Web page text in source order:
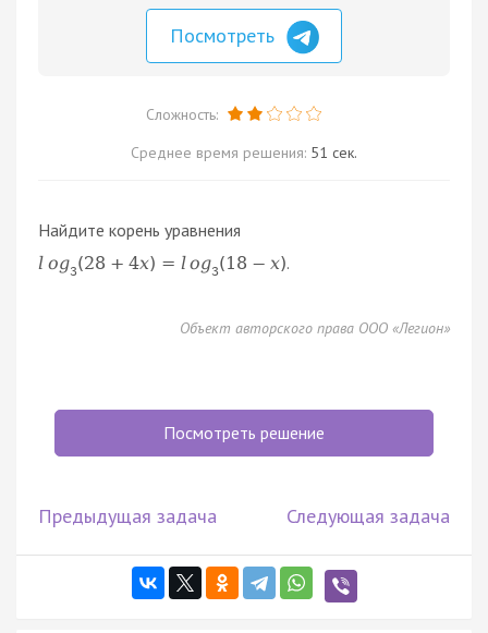
Посмотреть
Сложность:
Среднее время решения: 51 сек.
Найдите корень уравнения
l og3(28 + 4x) = log3(18 − x).
Объект авторского права ООО «Легион»
Посмотреть решение
Предыдущая задача Следующая задача